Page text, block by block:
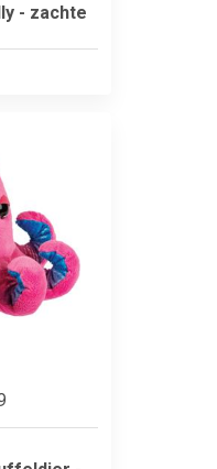
- zachte